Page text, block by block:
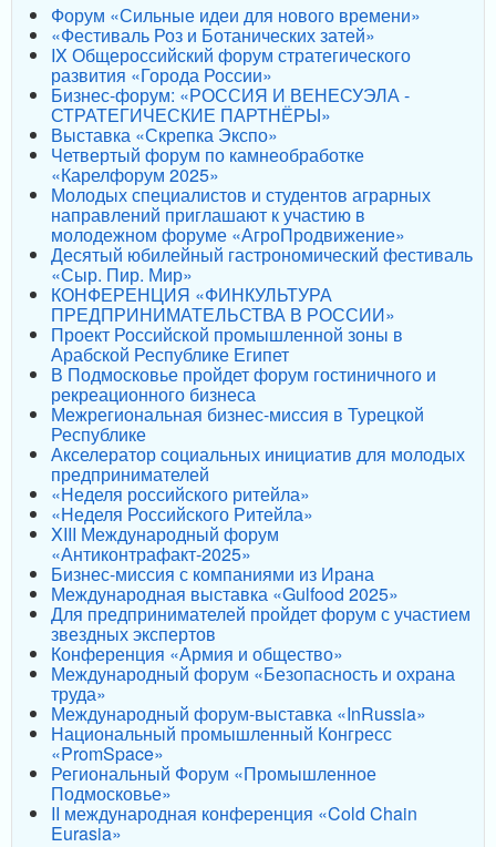
Форум «Сильные идеи для нового времени»
«Фестиваль Роз и Ботанических затей»
IX Общероссийский форум стратегического
развития «Города России»
Бизнес-форум: «РОССИЯ И ВЕНЕСУЭЛА -
СТРАТЕГИЧЕСКИЕ ПАРТНЁРЫ»
Выставка «Скрепка Экспо»
Четвертый форум по камнеобработке
«Карелфорум 2025»
Молодых специалистов и студентов аграрных
направлений приглашают к участию в
молодежном форуме «АгроПродвижение»
Десятый юбилейный гастрономический фестиваль
«Сыр. Пир. Мир»
КОНФЕРЕНЦИЯ «ФИНКУЛЬТУРА
ПРЕДПРИНИМАТЕЛЬСТВА В РОССИИ»
Проект Российской промышленной зоны в
Арабской Республике Египет
В Подмосковье пройдет форум гостиничного и
рекреационного бизнеса
Межрегиональная бизнес-миссия в Турецкой
Республике
Акселератор социальных инициатив для молодых
предпринимателей
«Неделя российского ритейла»
«Неделя Российского Ритейла»
XIII Международный форум
«Антиконтрафакт-2025»
Бизнес-миссия с компаниями из Ирана
Международная выставка «Gulfood 2025»
Для предпринимателей пройдет форум с участием
звездных экспертов
Конференция «Армия и общество»
Международный форум «Безопасность и охрана
труда»
Международный форум-выставка «InRussia»
Национальный промышленный Конгресс
«PromSpace»
Региональный Форум «Промышленное
Подмосковье»
II международная конференция «Cold Chain
Eurasia»